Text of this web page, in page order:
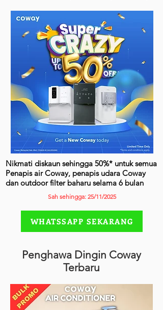
Nikmati diskaun sehingga 50%* untuk semua
Penapis air Coway, penapis udara Coway
dan outdoor filter baharu selama 6 bulan
Sah sehingga: 25/11/2025
WHATSSAPP SEKARANG
Penghawa Dingin Coway
Terbaru